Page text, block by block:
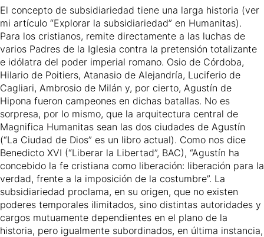
El concepto de subsidiariedad tiene una larga historia (ver
mi artículo “Explorar la subsidiariedad” en Humanitas).
Para los cristianos, remite directamente a las luchas de
varios Padres de la Iglesia contra la pretensión totalizante
e idólatra del poder imperial romano. Osio de Córdoba,
Hilario de Poitiers, Atanasio de Alejandría, Luciferio de
Cagliari, Ambrosio de Milán y, por cierto, Agustín de
Hipona fueron campeones en dichas batallas. No es
sorpresa, por lo mismo, que la arquitectura central de
Magnifica Humanitas sean las dos ciudades de Agustín
(“La Ciudad de Dios” es un libro actual). Como nos dice
Benedicto XVI (“Liberar la Libertad”, BAC), “Agustín ha
concebido la fe cristiana como liberación: liberación para la
verdad, frente a la imposición de la costumbre”. La
subsidiariedad proclama, en su origen, que no existen
poderes temporales ilimitados, sino distintas autoridades y
cargos mutuamente dependientes en el plano de la
historia, pero igualmente subordinados, en última instancia,